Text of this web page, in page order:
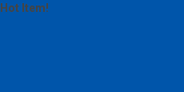
Hot Item!